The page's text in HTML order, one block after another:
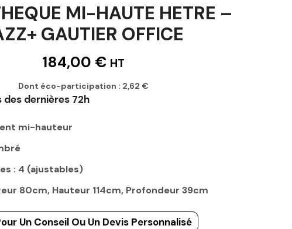
MI-HAUTE HETRE –
GAUTIER OFFICE
184,00 € HT
Dont éco-participation : 2,62 €
des dernières 72h
mi-hauteur
: 4 (ajustables)
80cm, Hauteur 114cm, Profondeur 39cm
Un Conseil Ou Un Devis Personnalisé